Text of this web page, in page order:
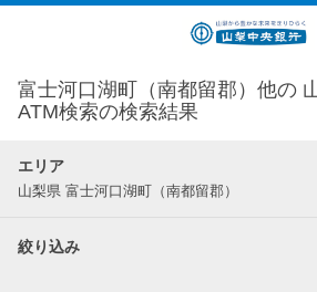
富士河口湖町（南都留郡）他の
ATM検索の検索結果
エリア
山梨県 富士河口湖町（南都留郡）
絞り込み